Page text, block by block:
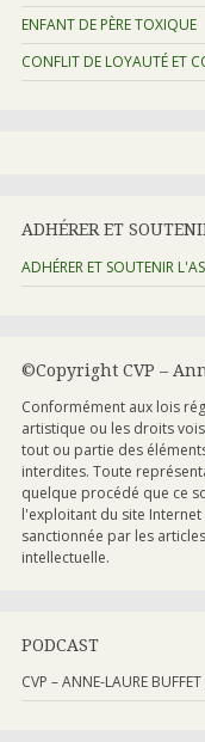
ENFANT DE PÈRE TOXIQUE
CONFLIT DE LOYAUTÉ ET
ADHÉRER ET
ADHÉRER ET SOUTENIR
©Copyright CVP –
Conformément aux lois
artistique ou les droits
tout ou partie des
interdites. Toute
quelque procédé que ce
l'exploitant du site
sanctionnée par les
intellectuelle.
PODCAST
CVP – ANNE-LAURE